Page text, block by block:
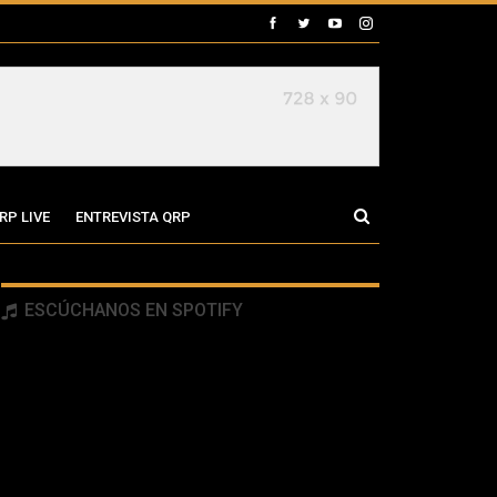
LIVE ENTREVISTA QRP
ESCÚCHANOS EN SPOTIFY